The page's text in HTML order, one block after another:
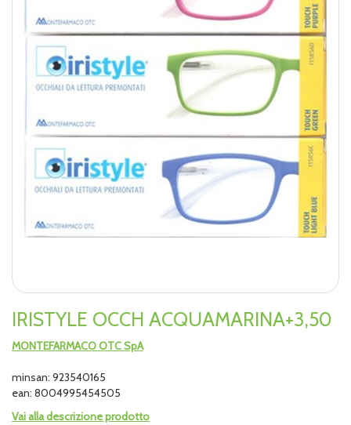
IRISTYLE OCCH ACQUAMARINA+3,50
MONTEFARMACO OTC SpA
minsan: 923540165
ean: 8004995454505
Vai alla descrizione prodotto